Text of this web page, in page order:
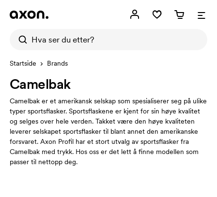
Startside Brands
Camelbak
Camelbak er et amerikansk selskap som spesialiserer seg på ulike
typer sportsflasker. Sportsflaskene er kjent for sin høye kvalitet
og selges over hele verden. Takket være den høye kvaliteten
leverer selskapet sportsflasker til blant annet den amerikanske
forsvaret. Axon Profil har et stort utvalg av sportsflasker fra
Camelbak med trykk. Hos oss er det lett å finne modellen som
passer til nettopp deg.